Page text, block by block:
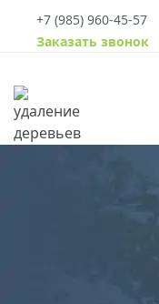
+7 (985) 960-45-57
Заказать звонок